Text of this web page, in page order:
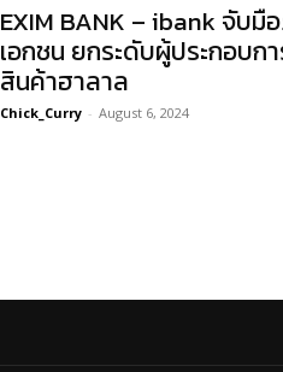
EXIM BANK – ibank จับมื
เอกชน ยกระดับผู้ประกอบก
สินค้าฮาลาล
Chick_Curry - August 6, 2024